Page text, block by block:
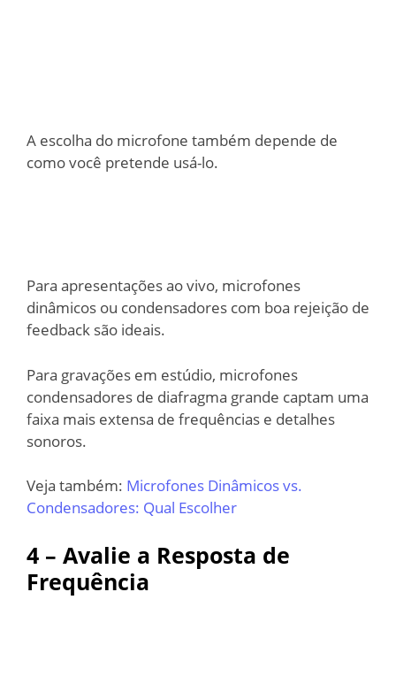
A escolha do microfone também depende de
como você pretende usá-lo.
Para apresentações ao vivo, microfones
dinâmicos ou condensadores com boa rejeição de
feedback são ideais.
Para gravações em estúdio, microfones
condensadores de diafragma grande captam uma
faixa mais extensa de frequências e detalhes
sonoros.
Veja também: Microfones Dinâmicos vs.
Condensadores: Qual Escolher
4 – Avalie a Resposta de
Frequência